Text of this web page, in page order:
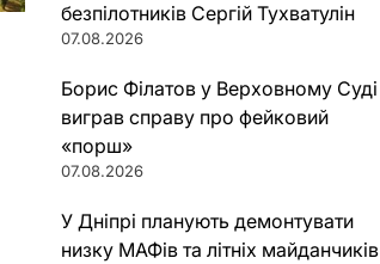
безпілотників Сергій Тухватулін
07.08.2026
Борис Філатов у Верховному Суді
виграв справу про фейковий
«порш»
07.08.2026
У Дніпрі планують демонтувати
низку МАФів та літніх майданчиків